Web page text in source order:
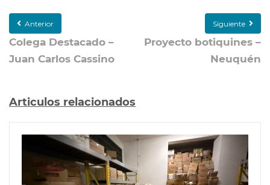
Anterior
Colega Destacado –
Juan Carlos Cassino
Siguiente
Proyecto botiquines –
Neuquén
Articulos relacionados